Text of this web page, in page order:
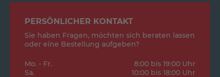
PERSÖNLICHER KONTAKT
Sie haben Fragen, möchten sich beraten lassen
oder eine Bestellung aufgeben?
Mo. - Fr.
8:00 bis 19:00 Uhr
Sa.
10:00 bis 18:00 Uhr